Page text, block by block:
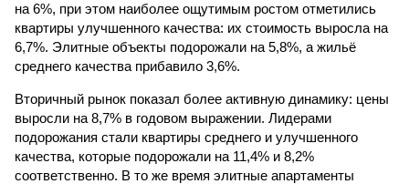
на 6%, при этом наиболее ощутимым ростом отметились
квартиры улучшенного качества: их стоимость выросла на
6,7%. Элитные объекты подорожали на 5,8%, а жильё
среднего качества прибавило 3,6%.
Вторичный рынок показал более активную динамику: цены
выросли на 8,7% в годовом выражении. Лидерами
подорожания стали квартиры среднего и улучшенного
качества, которые подорожали на 11,4% и 8,2%
соответственно. В то же время элитные апартаменты